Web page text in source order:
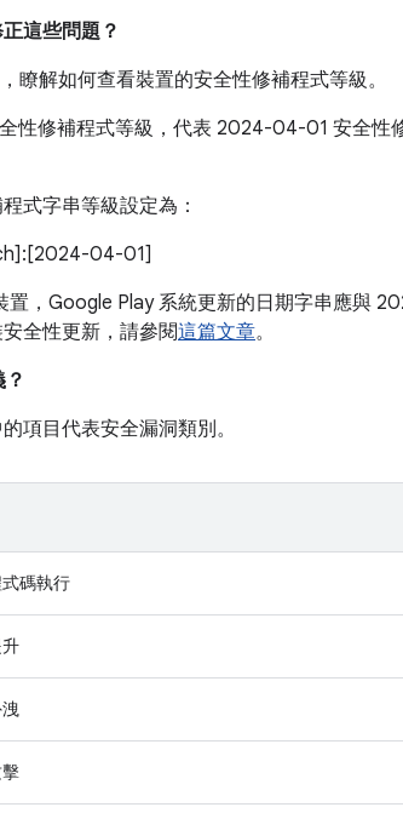
這些問題？
瞭解如何查看裝置的安全性修補程式等級。
性修補程式等級，代表 2024-04-01 安全性
式字串等級設定為：
04-01]
置，Google Play 系統更新的日期字串應與
全性更新，請參閱這篇文章。
項目代表安全漏洞類別。
碼執行